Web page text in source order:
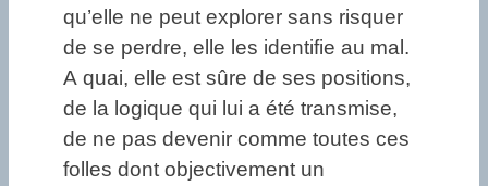
qu’elle ne peut explorer sans risquer
de se perdre, elle les identifie au mal.
A quai, elle est sûre de ses positions,
de la logique qui lui a été transmise,
de ne pas devenir comme toutes ces
folles dont objectivement un